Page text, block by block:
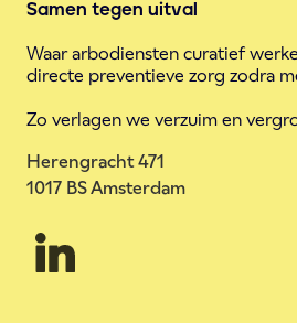
Samen tegen uitval
Waar arbodiensten curatief
directe preventieve zorg zodra
Zo verlagen we verzuim en
Herengracht 471
1017 BS Amsterdam